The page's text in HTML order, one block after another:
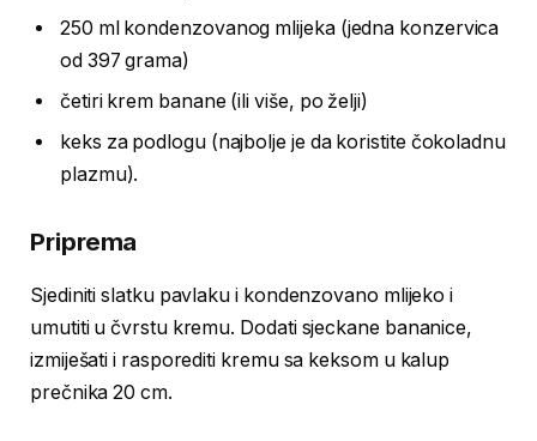
250 ml kondenzovanog mlijeka (jedna konzervica
od 397 grama)
četiri krem banane (ili više, po želji)
keks za podlogu (najbolje je da koristite čokoladnu
plazmu).
Priprema
Sjediniti slatku pavlaku i kondenzovano mlijeko i
umutiti u čvrstu kremu. Dodati sjeckane bananice,
izmiješati i rasporediti kremu sa keksom u kalup
prečnika 20 cm.